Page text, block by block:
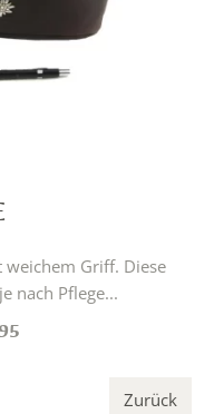
Griff. Diese
nach Pflege...
Zurück